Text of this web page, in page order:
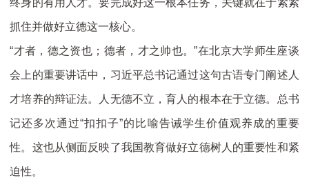
终身的有用人才。要完成好这一根本任务，关键就在于紧紧
抓住并做好立德这一核心。
“才者，德之资也；德者，才之帅也。”在北京大学师生座谈
会上的重要讲话中，习近平总书记通过这句古语专门阐述人
才培养的辩证法。人无德不立，育人的根本在于立德。总书
记还多次通过“扣扣子”的比喻告诫学生价值观养成的重要
性。这也从侧面反映了我国教育做好立德树人的重要性和紧
迫性。